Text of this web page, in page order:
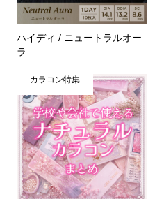
ハイディ / ニュートラルオー
ラ
カラコン特集